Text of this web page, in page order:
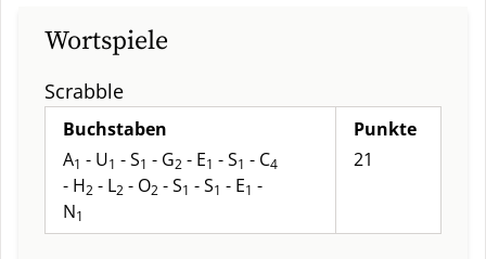
Wortspiele
Scrabble
Buchstaben
A1 - U1 - S1 - G2 - E1 - S1 - C4
- H2 - L2 - O2 - S1 - S1 - E1 -
N1
Punkte
21